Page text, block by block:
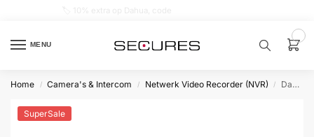
MENU
product…
Home / Camera's & Intercom / Netwerk Video Recorder (NVR) / Dahua NVR5832-EI2 Geen PoE, Zonder Opslag, Geschikt voor 32 IP camera’s
SuperSale